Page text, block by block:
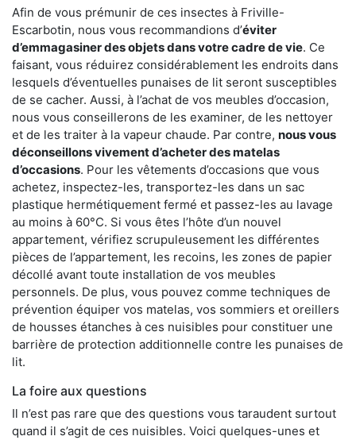
Afin de vous prémunir de ces insectes à Friville-
Escarbotin, nous vous recommandions d’éviter
d’emmagasiner des objets dans votre cadre de vie. Ce
faisant, vous réduirez considérablement les endroits dans
lesquels d’éventuelles punaises de lit seront susceptibles
de se cacher. Aussi, à l’achat de vos meubles d’occasion,
nous vous conseillerons de les examiner, de les nettoyer
et de les traiter à la vapeur chaude. Par contre, nous vous
déconseillons vivement d’acheter des matelas
d’occasions. Pour les vêtements d’occasions que vous
achetez, inspectez-les, transportez-les dans un sac
plastique hermétiquement fermé et passez-les au lavage
au moins à 60°C. Si vous êtes l’hôte d’un nouvel
appartement, vérifiez scrupuleusement les différentes
pièces de l’appartement, les recoins, les zones de papier
décollé avant toute installation de vos meubles
personnels. De plus, vous pouvez comme techniques de
prévention équiper vos matelas, vos sommiers et oreillers
de housses étanches à ces nuisibles pour constituer une
barrière de protection additionnelle contre les punaises de
lit.
La foire aux questions
Il n’est pas rare que des questions vous taraudent surtout
quand il s’agit de ces nuisibles. Voici quelques-unes et